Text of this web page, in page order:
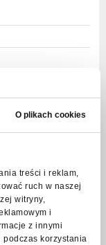
O plikach cookies
treści i reklam,
ruch w naszej
witryny,
i
z innymi
korzystania